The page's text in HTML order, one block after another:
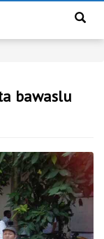
bawaslu